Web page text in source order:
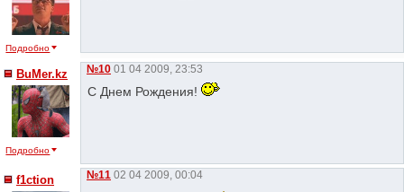
Подробно
BuMer.kz
Подробно
№10 01 04 2009, 23:53
С Днем Рождения!
f1ction №11 02 04 2009, 00:04